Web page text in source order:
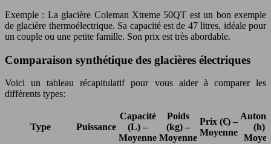
Exemple : La glacière Coleman Xtreme 50QT est un bon exemple
de glacière thermoélectrique. Sa capacité est de 47 litres, idéale pour
un couple ou une petite famille. Son prix est très abordable.
Comparaison synthétique des glacières électriques
Voici un tableau récapitulatif pour vous aider à comparer les
différents types:
Type Puissance
Capacité
(L) –
Moyenne
Poids
(kg) –
Moyenne
Prix (€) –
Moyenne
(h)